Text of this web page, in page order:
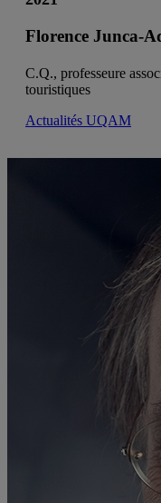
Florence Junca-
C.Q., professeure
touristiques
Actualités UQAM